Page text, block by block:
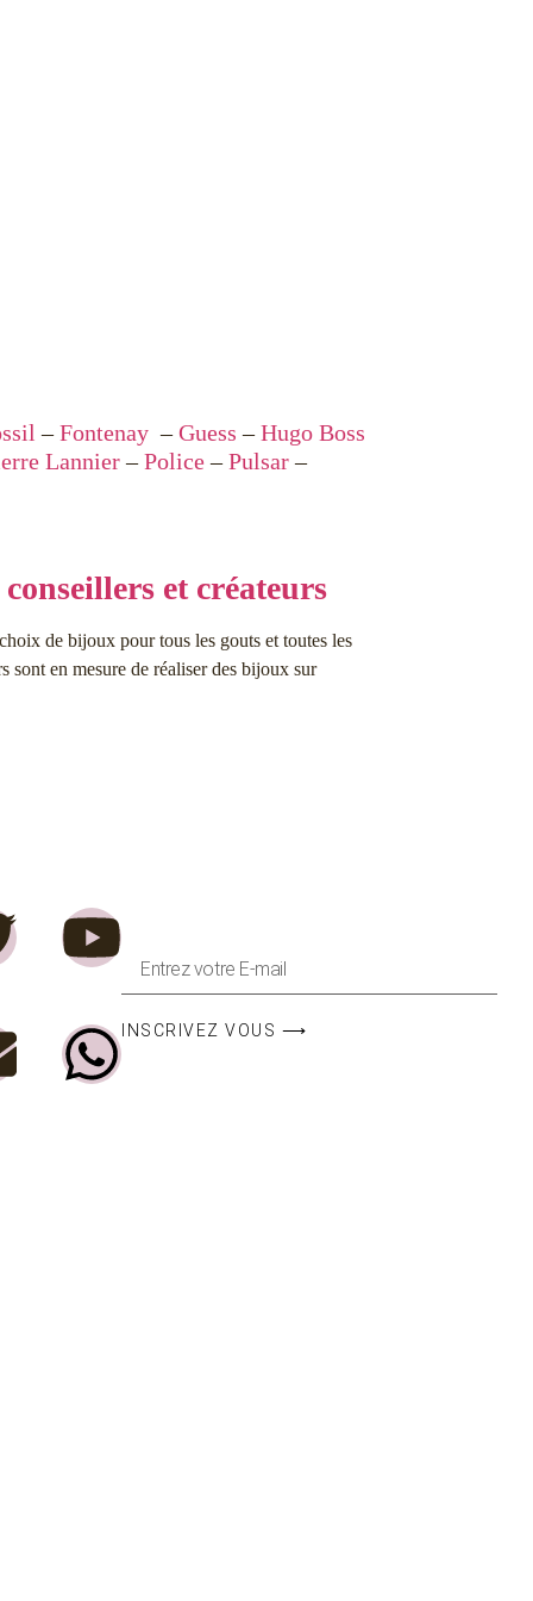
–Fontenay –Guess –Hugo Boss
Lannier–Police–Pulsar–
et créateurs
de bijoux pour tous les gouts et toutes les
sont en mesure de réaliser des bijoux sur
INSCRIVEZ VOUS ⟶